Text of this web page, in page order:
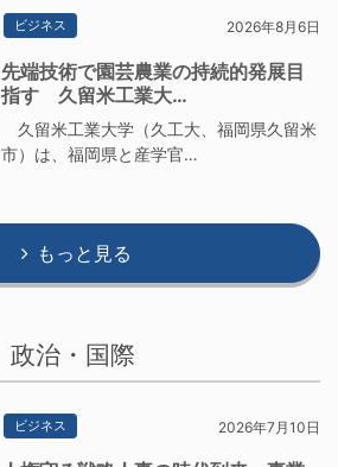
ビジネス 2026年8月6日
先端技術で園芸農業の持続的発展目
指す 久留米工業大…
久留米工業大学（久工大、福岡県久留米
市）は、福岡県と産学官…
もっと見る
政治・国際
ビジネス 2026年7月10日